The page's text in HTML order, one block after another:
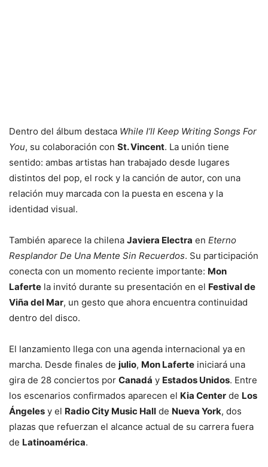
Dentro del álbum destaca While I’ll Keep Writing Songs For
You, su colaboración con St. Vincent. La unión tiene
sentido: ambas artistas han trabajado desde lugares
distintos del pop, el rock y la canción de autor, con una
relación muy marcada con la puesta en escena y la
identidad visual.
También aparece la chilena Javiera Electra en Eterno
Resplandor De Una Mente Sin Recuerdos. Su participación
conecta con un momento reciente importante: Mon
Laferte la invitó durante su presentación en el Festival de
Viña del Mar, un gesto que ahora encuentra continuidad
dentro del disco.
El lanzamiento llega con una agenda internacional ya en
marcha. Desde finales de julio, Mon Laferte iniciará una
gira de 28 conciertos por Canadá y Estados Unidos. Entre
los escenarios confirmados aparecen el Kia Center de Los
Ángeles y el Radio City Music Hall de Nueva York, dos
plazas que refuerzan el alcance actual de su carrera fuera
de Latinoamérica.